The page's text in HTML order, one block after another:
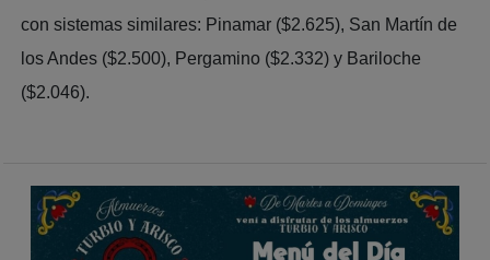
con sistemas similares: Pinamar ($2.625), San Martín de
los Andes ($2.500), Pergamino ($2.332) y Bariloche
($2.046).